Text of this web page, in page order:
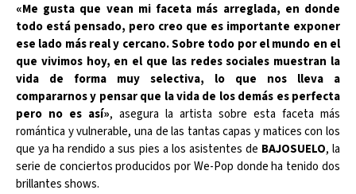
«Me gusta que vean mi faceta más arreglada, en donde
todo está pensado, pero creo que es importante exponer
ese lado más real y cercano. Sobre todo por el mundo en el
que vivimos hoy, en el que las redes sociales muestran la
vida de forma muy selectiva, lo que nos lleva a
compararnos y pensar que la vida de los demás es perfecta
pero no es así», asegura la artista sobre esta faceta más
romántica y vulnerable, una de las tantas capas y matices con los
que ya ha rendido a sus pies a los asistentes de BAJOSUELO, la
serie de conciertos producidos por We-Pop donde ha tenido dos
brillantes shows.